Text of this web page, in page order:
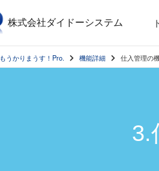
株式会社ダイドーシステム
もうかりまうす！Pro. 機能詳細 仕入管理の
3.